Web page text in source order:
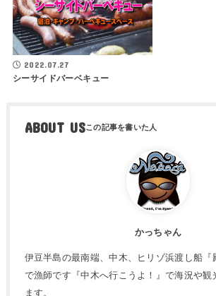
2022.07.27
シーサイドバーベキュー
ABOUT US
かっちゃん
伊豆半島の最南端、中木、ヒリゾ浜渡し船『
で漁師です『中木へ行こうよ！』で海況や観
ます。